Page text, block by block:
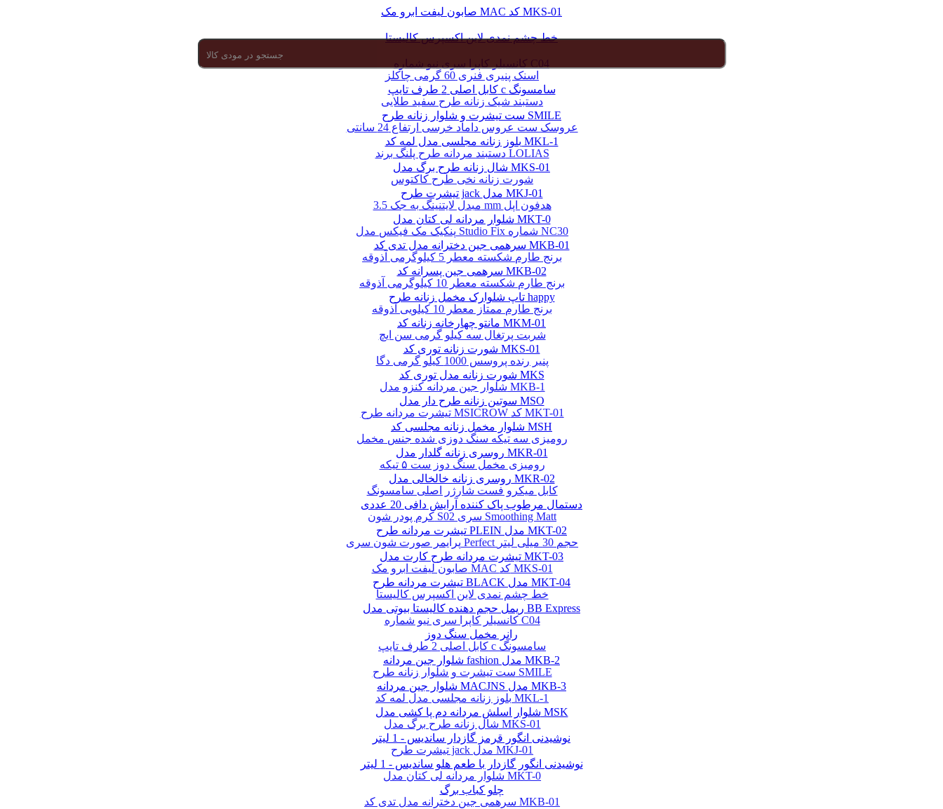
اسنک پنیری فنری 60 گرمی چاکلز
دستبند شیک زنانه طرح سفید طلایی
عروسک ست عروس داماد خرسی ارتفاع 24 سانتی
دستبند مردانه طرح پلنگ برند LOLIAS
شورت زنانه نخی طرح کاکتوس
مبدل لایتنینگ به جک 3.5 mm هدفون اپل
پنکیک مک فیکس مدل Studio Fix شماره NC30
برنج طارم شکسته معطر 5 کیلوگرمی آذوقه
برنج طارم شکسته معطر 10 کیلوگرمی آذوقه
برنج طارم ممتاز معطر 10 کیلویی آذوقه
شربت پرتغال سه کیلو گرمی سن ایچ
پنیر رنده پروسس 1000 کیلو گرمی دگا
شلوار جین مردانه کنزو مدل MKB-1
تیشرت مردانه طرح MSICROW کد MKT-01
رومیزی سه تیکه سنگ دوزی شده جنس مخمل
رومیزی مخمل سنگ دوز ست ۵ تیکه
کابل میکرو فست شارژر اصلی سامسونگ
کرم پودر شون S02 سری Smoothing Matt
پرایمر صورت شون سری Perfect حجم 30 میلی لیتر
صابون لیفت ابرو مک MAC کد MKS-01
خط چشم نمدی لاین اکسپرس کالیستا
کانسیلر کاپرا سری نیو شماره C04
کابل اصلی 2 طرف تایپ c سامسونگ
ست تیشرت و شلوار زنانه طرح SMILE
بلوز زنانه مجلسی مدل لمه کد MKL-1
شال زنانه طرح برگ مدل MKS-01
تیشرت طرح jack مدل MKJ-01
شلوار مردانه لی کتان مدل MKT-0
سرهمی جین دخترانه مدل تدی کد MKB-01
صابون لیفت ابرو مک MAC کد MKS-01
خط چشم نمدی لاین اکسپرس کالیستا
کانسیلر کاپرا سری نیو شماره C04
کابل اصلی 2 طرف تایپ c سامسونگ
ست تیشرت و شلوار زنانه طرح SMILE
بلوز زنانه مجلسی مدل لمه کد MKL-1
شال زنانه طرح برگ مدل MKS-01
تیشرت طرح jack مدل MKJ-01
شلوار مردانه لی کتان مدل MKT-0
سرهمی جین دخترانه مدل تدی کد MKB-01
سرهمی جین پسرانه کد MKB-02
تاپ شلوارک مخمل زنانه طرح happy
مانتو چهارخانه زنانه کد MKM-01
شورت زنانه توری کد MKS-01
شورت زنانه مدل توری کد MKS
سوتین زنانه طرح دار مدل MSO
شلوار مخمل زنانه مجلسی کد MSH
روسری زنانه گلدار مدل MKR-01
روسری زنانه خالخالی مدل MKR-02
دستمال مرطوب پاک کننده آرایش دافی 20 عددی
تیشرت مردانه طرح PLEIN مدل MKT-02
تیشرت مردانه طرح کارت مدل MKT-03
تیشرت مردانه طرح BLACK مدل MKT-04
ریمل حجم دهنده کالیستا بیوتی مدل BB Express
رانر مخمل سنگ دوز
شلوار جین مردانه fashion مدل MKB-2
شلوار جین مردانه MACJNS مدل MKB-3
شلوار اسلش مردانه دم پا کشی مدل MSK
نوشیدنی انگور قرمز گازدار ساندیس - 1 لیتر
نوشیدنی انگور گازدار با طعم هلو ساندیس - 1 لیتر
چلو کباب برگ